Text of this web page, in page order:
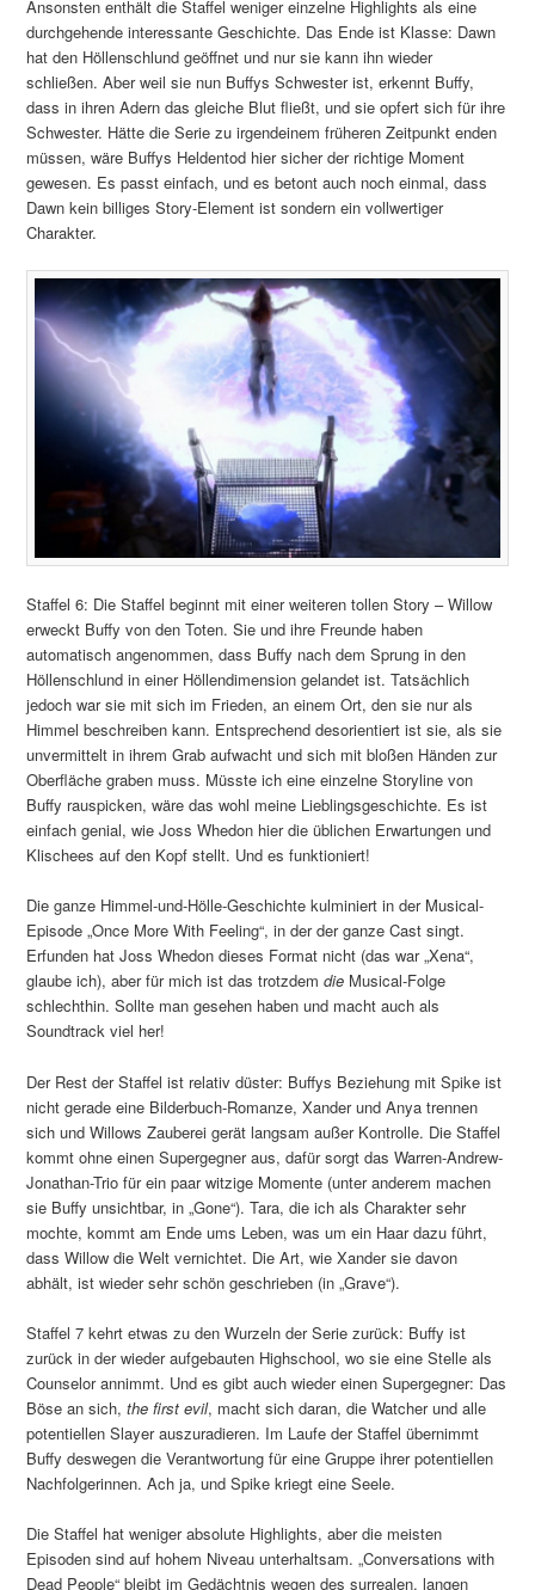
Ansonsten enthält die Staffel weniger einzelne Highlights als eine
durchgehende interessante Geschichte. Das Ende ist Klasse: Dawn
hat den Höllenschlund geöffnet und nur sie kann ihn wieder
schließen. Aber weil sie nun Buffys Schwester ist, erkennt Buffy,
dass in ihren Adern das gleiche Blut fließt, und sie opfert sich für ihre
Schwester. Hätte die Serie zu irgendeinem früheren Zeitpunkt enden
müssen, wäre Buffys Heldentod hier sicher der richtige Moment
gewesen. Es passt einfach, und es betont auch noch einmal, dass
Dawn kein billiges Story-Element ist sondern ein vollwertiger
Charakter.
Staffel 6: Die Staffel beginnt mit einer weiteren tollen Story – Willow
erweckt Buffy von den Toten. Sie und ihre Freunde haben
automatisch angenommen, dass Buffy nach dem Sprung in den
Höllenschlund in einer Höllendimension gelandet ist. Tatsächlich
jedoch war sie mit sich im Frieden, an einem Ort, den sie nur als
Himmel beschreiben kann. Entsprechend desorientiert ist sie, als sie
unvermittelt in ihrem Grab aufwacht und sich mit bloßen Händen zur
Oberfläche graben muss. Müsste ich eine einzelne Storyline von
Buffy rauspicken, wäre das wohl meine Lieblingsgeschichte. Es ist
einfach genial, wie Joss Whedon hier die üblichen Erwartungen und
Klischees auf den Kopf stellt. Und es funktioniert!
Die ganze Himmel-und-Hölle-Geschichte kulminiert in der Musical-
Episode „Once More With Feeling“, in der der ganze Cast singt.
Erfunden hat Joss Whedon dieses Format nicht (das war „Xena“,
glaube ich), aber für mich ist das trotzdemdie Musical-Folge
schlechthin. Sollte man gesehen haben und macht auch als
Soundtrack viel her!
Der Rest der Staffel ist relativ düster: Buffys Beziehung mit Spike ist
nicht gerade eine Bilderbuch-Romanze, Xander und Anya trennen
sich und Willows Zauberei gerät langsam außer Kontrolle. Die Staffel
kommt ohne einen Supergegner aus, dafür sorgt das Warren-Andrew-
Jonathan-Trio für ein paar witzige Momente (unter anderem machen
sie Buffy unsichtbar, in „Gone“). Tara, die ich als Charakter sehr
mochte, kommt am Ende ums Leben, was um ein Haar dazu führt,
dass Willow die Welt vernichtet. Die Art, wie Xander sie davon
abhält, ist wieder sehr schön geschrieben (in „Grave“).
Staffel 7 kehrt etwas zu den Wurzeln der Serie zurück: Buffy ist
zurück in der wieder aufgebauten Highschool, wo sie eine Stelle als
Counselor annimmt. Und es gibt auch wieder einen Supergegner: Das
Böse an sich,the first evil, macht sich daran, die Watcher und alle
potentiellen Slayer auszuradieren. Im Laufe der Staffel übernimmt
Buffy deswegen die Verantwortung für eine Gruppe ihrer potentiellen
Nachfolgerinnen. Ach ja, und Spike kriegt eine Seele.
Die Staffel hat weniger absolute Highlights, aber die meisten
Episoden sind auf hohem Niveau unterhaltsam. „Conversations with
Dead People“ bleibt im Gedächtnis wegen des surrealen, langen